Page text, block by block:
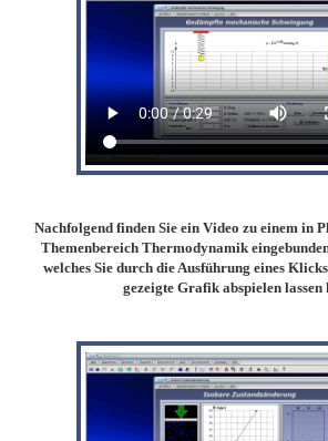
Nachfolgend finden Sie ein Video zu einem in
Themenbereich Thermodynamik
welches Sie durch die Ausführung eines
gezeigte Grafik abspielen lassen